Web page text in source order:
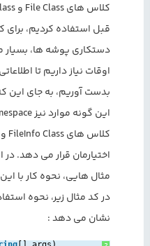
قبل استفاده کردیم، برای
دستکاری پوشه ها،
اوقات نیاز داریم تا
بدست آوریم، به جای این
اختیارمان قرار می دهد. در
مثال هایی، نحوه کار با
نشان می دهد :